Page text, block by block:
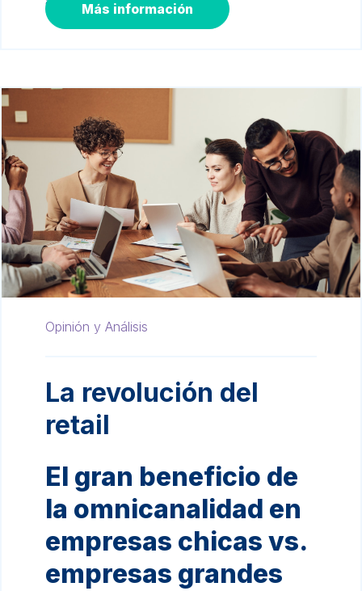
Más información
Opinión y Análisis
La revolución del
retail
El gran beneficio de
la omnicanalidad en
empresas chicas vs.
empresas grandes